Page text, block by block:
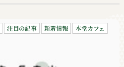
注目の記事 新着情報 本堂カフェ